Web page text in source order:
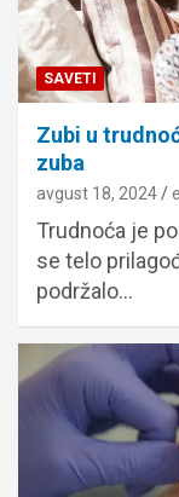
SAVETI
Zubi u
zuba
avgust 18, 2024
Trudnoća je
se telo
podržalo…